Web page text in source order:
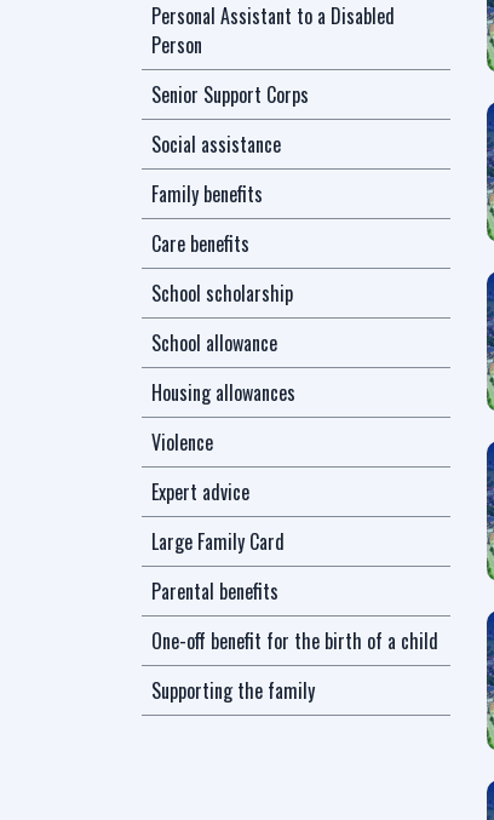
Personal Assistant to a Disabled
Person
Senior Support Corps
Social assistance
Family benefits
Care benefits
School scholarship
School allowance
Housing allowances
Violence
Expert advice
Large Family Card
Parental benefits
One-off benefit for the birth of a child
Supporting the family